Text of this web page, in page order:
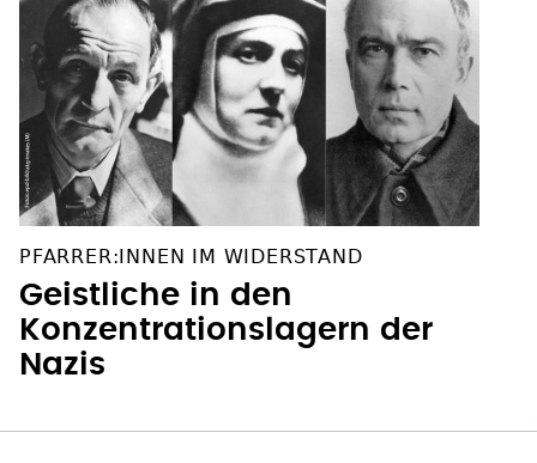
PFARRER:INNEN IM WIDERSTAND
Geistliche in den
Konzentrationslagern der
Nazis